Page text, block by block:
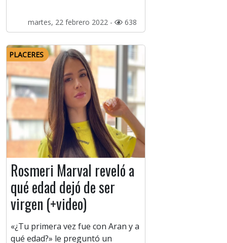
martes, 22 febrero 2022 - 638
PLACERES
Rosmeri Marval reveló a
qué edad dejó de ser
virgen (+video)
«¿Tu primera vez fue con Aran y a
qué edad?» le preguntó un